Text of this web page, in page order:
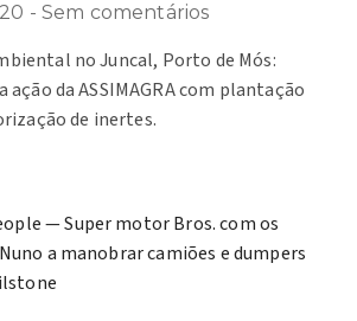
Sem comentários
no Juncal, Porto de Mós:
da ASSIMAGRA com plantação
de inertes.